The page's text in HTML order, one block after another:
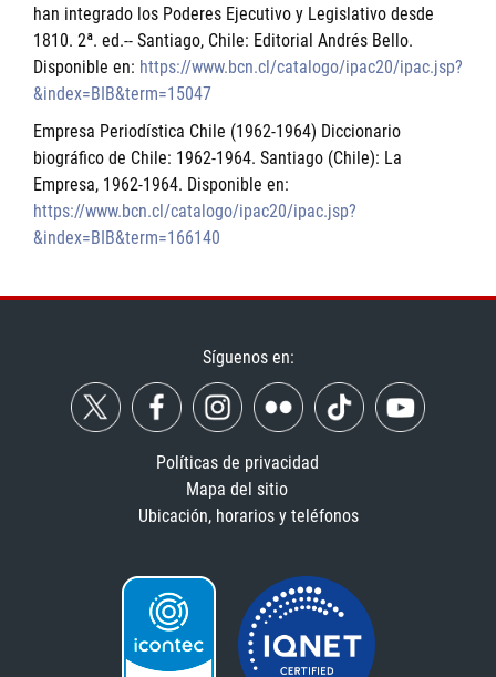
han integrado los Poderes Ejecutivo y Legislativo desde
1810. 2ª. ed.-- Santiago, Chile: Editorial Andrés Bello.
Disponible en: https://www.bcn.cl/catalogo/ipac20/ipac.jsp?
&index=BIB&term=15047
Empresa Periodística Chile (1962-1964) Diccionario
biográfico de Chile: 1962-1964. Santiago (Chile): La
Empresa, 1962-1964. Disponible en:
https://www.bcn.cl/catalogo/ipac20/ipac.jsp?
&index=BIB&term=166140
Síguenos en:
Políticas de privacidad
Mapa del sitio
Ubicación, horarios y teléfonos